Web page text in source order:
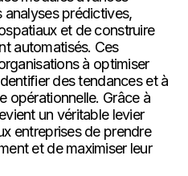
analyses prédictives,
et de construire
automatisés. Ces
à optimiser
des tendances et à
opérationnelle. Grâce à
un véritable levier
entreprises de prendre
et de maximiser leur